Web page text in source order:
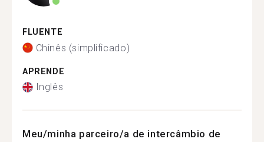
FLUENTE
Chinês (simplificado)
APRENDE
Inglês
Meu/minha parceiro/a de intercâmbio de